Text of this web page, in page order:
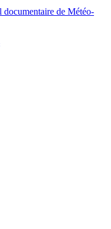
documentaire de Météo-